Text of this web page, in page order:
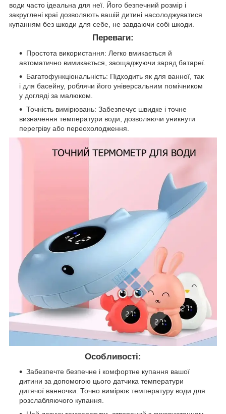
води часто ідеальна для неї. Його безпечний розмір і
закруглені краї дозволяють вашій дитині насолоджуватися
купанням без шкоди для себе, не завдаючи собі шкоди.
Переваги:
Простота використання: Легко вмикається й
автоматично вимикається, заощаджуючи заряд батареї.
Багатофункціональність: Підходить як для ванної, так
і для басейну, роблячи його універсальним помічником
у догляді за малюком.
Точність вимірювань: Забезпечує швидке і точне
визначення температури води, дозволяючи уникнути
перегріву або переохолодження.
Особливості:
Забезпечте безпечне і комфортне купання вашої
дитини за допомогою цього датчика температури
дитячої ванночки. Точно вимірює температуру води для
розслабляючого купання.